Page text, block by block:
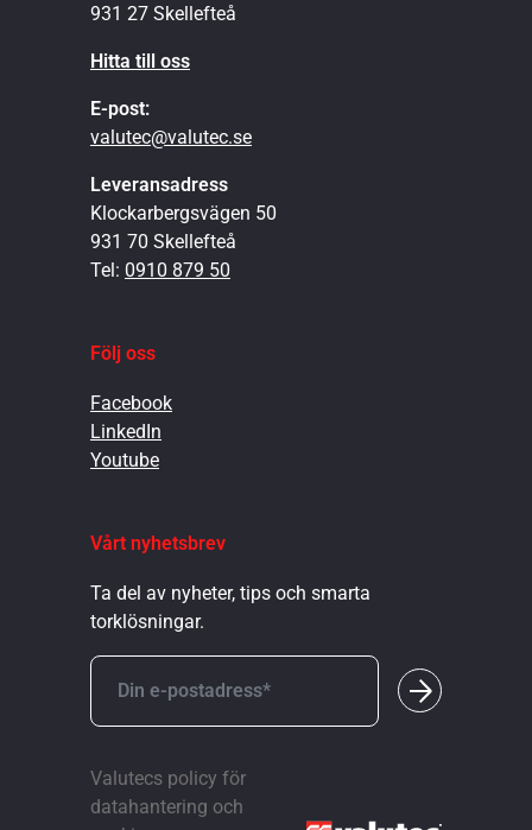
931 27 Skellefteå
Hitta till oss
E-post:
valutec@valutec.se
Leveransadress
Klockarbergsvägen 50
931 70 Skellefteå
Tel: 0910 879 50
Följ oss
Facebook
LinkedIn
Youtube
Vårt nyhetsbrev
Ta del av nyheter, tips och smarta
torklösningar.
Valutecs policy för
datahantering och